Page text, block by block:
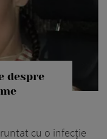
despre
cu o infecție